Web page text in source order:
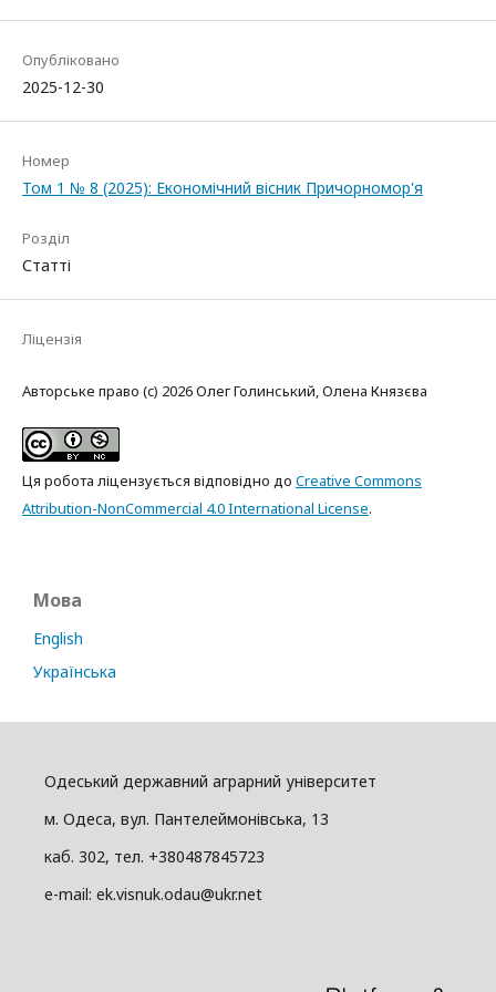
Опубліковано
2025-12-30
Номер
Том 1 № 8 (2025): Економічний вісник Причорномор'я
Розділ
Статті
Ліцензія
Авторське право (c) 2026 Олег Голинський, Олена Князєва
Ця робота ліцензується відповідно до Creative Commons
Attribution-NonCommercial 4.0 International License.
Мова
English
Українська
Одеський державний аграрний університет
м. Одеса, вул. Пантелеймонівська, 13
каб. 302, тел. +380487845723
e-mail: ek.visnuk.odau@ukr.net